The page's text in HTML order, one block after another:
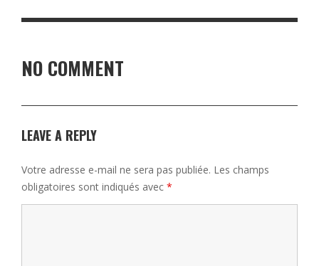
NO COMMENT
LEAVE A REPLY
Votre adresse e-mail ne sera pas publiée. Les champs
obligatoires sont indiqués avec *